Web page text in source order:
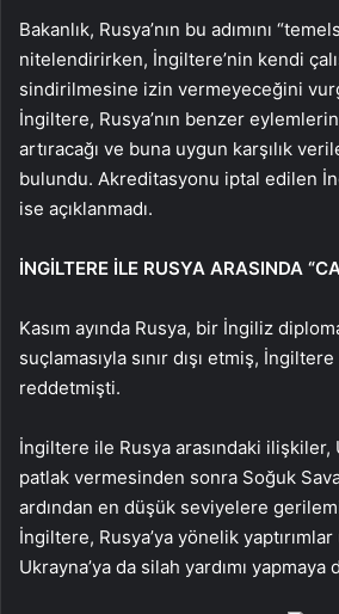
Bakanlık, Rusya’nın bu adımını
nitelendirirken, İngiltere’nin kendi
sindirilmesine izin vermeyeceğini
İngiltere, Rusya’nın benzer
artıracağı ve buna uygun karşılık
bulundu. Akreditasyonu iptal edilen
ise açıklanmadı.
İNGİLTERE İLE RUSYA ARASINDA
Kasım ayında Rusya, bir İngiliz
suçlamasıyla sınır dışı etmiş,
reddetmişti.
İngiltere ile Rusya arasındaki ilişkiler,
patlak vermesinden sonra Soğuk
ardından en düşük seviyelere
İngiltere, Rusya’ya yönelik
Ukrayna’ya da silah yardımı yapmaya